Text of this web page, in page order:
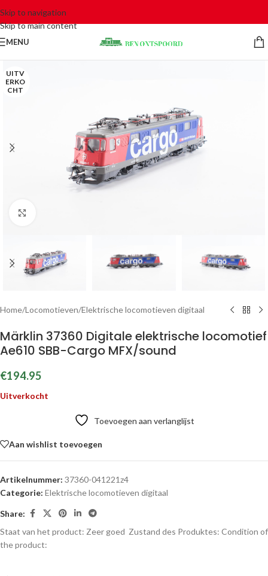
Skip to navigation
Skip to main content
MENU
UITV
ERKO
CHT
Home/Locomotieven/Elektrische locomotieven digitaal
Märklin 37360 Digitale elektrische locomotief
Ae610 SBB-Cargo MFX/sound
€194.95
Uitverkocht
Toevoegen aan verlanglijst
Aan wishlist toevoegen
Artikelnummer: 37360-041221z4
Categorie: Elektrische locomotieven digitaal
Share:
Staat van het product: Zeer goed Zustand des Produktes: Condition of
the product: